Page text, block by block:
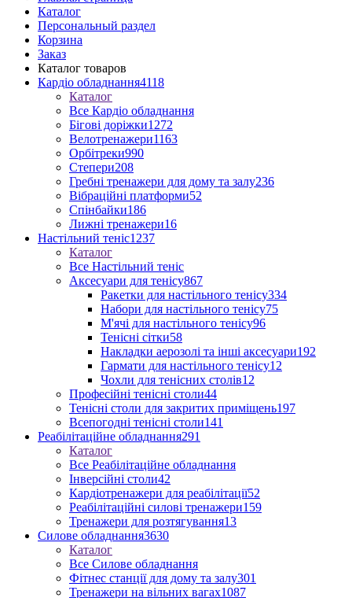
Каталог
Персональный раздел
Корзина
Заказ
Каталог товаров
Кардіо обладнання4118
Каталог
Все Кардіо обладнання
Бігові доріжки1272
Велотренажери1163
Орбітреки990
Степери208
Гребні тренажери для дому та залу236
Вібраційні платформи52
Спінбайки186
Лижні тренажери16
Настільний теніс1237
Каталог
Все Настільний теніс
Аксесуари для тенісу867
Ракетки для настільного тенісу334
Набори для настільного тенісу75
М'ячі для настільного тенісу96
Тенісні сітки58
Накладки аерозолі та інші аксесуари192
Гармати для настільного тенісу12
Чохли для тенісних столів12
Професійні тенісні столи44
Тенісні столи для закритих приміщень197
Всепогодні тенісні столи141
Реабілітаційне обладнання291
Каталог
Все Реабілітаційне обладнання
Інверсійні столи42
Кардіотренажери для реабілітації52
Реабілітаційні силові тренажери159
Тренажери для розтягування13
Силове обладнання3630
Каталог
Все Силове обладнання
Фітнес станції для дому та залу301
Тренажери на вільних вагах1087